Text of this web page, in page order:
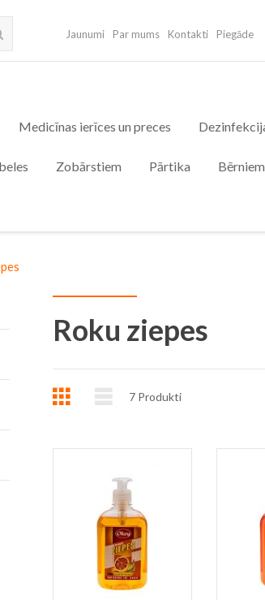
Jaunumi Par mums Kontakti Piegāde
Medicīnas ierīces un preces
Zobārstiem Pārtika Bērniem
Roku ziepes
Režģis Saraksts
7 Produkti